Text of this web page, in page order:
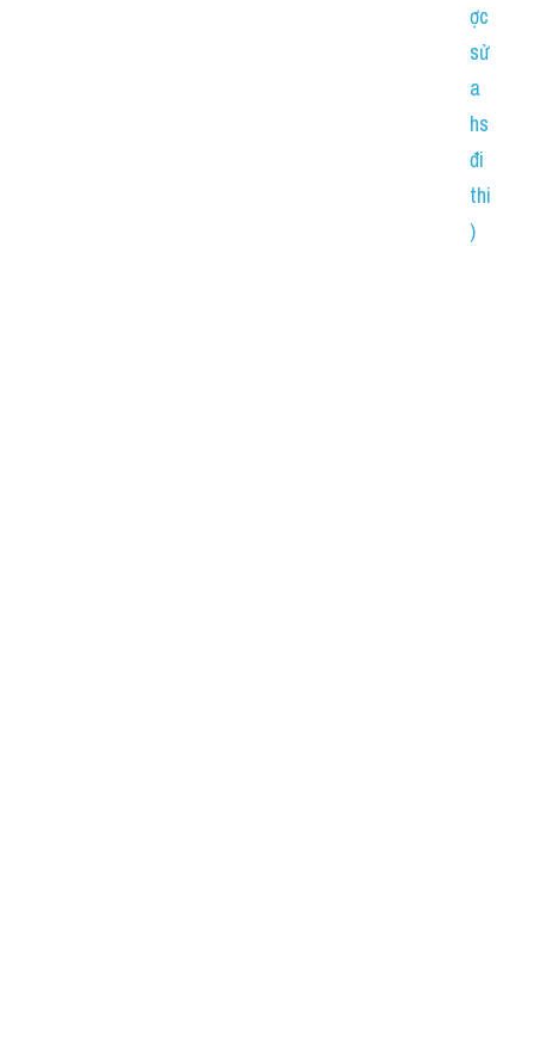
ợc
sử
a
hs
đi
thi
)